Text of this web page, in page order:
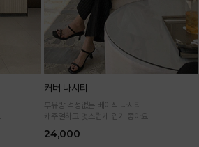
커버 나시티
부유방 걱정없는 베이직 나시티
캐주얼하고 멋스럽게 입기 좋아요
24,000